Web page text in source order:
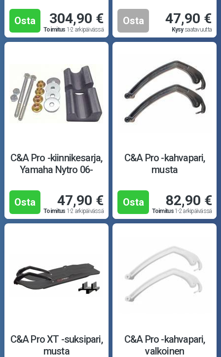
Osta 304,90 €
Toimitus 1-2 arkipäivässä
Osta 47,90 €
Kysysaatavuutta
C&A Pro -kiinnikesarja,
Yamaha Nytro 06-
Osta 47,90 €
Toimitus 1-2 arkipäivässä
C&A Pro -kahvapari,
musta
Osta 82,90 €
Toimitus1-2 arkipäivässä
C&A Pro XT -suksipari,
musta
C&A Pro -kahvapari,
valkoinen